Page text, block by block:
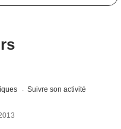
Suivre son activité